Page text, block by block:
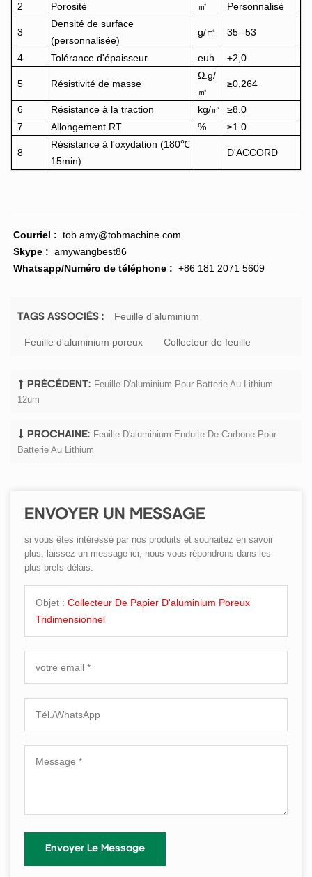
2 Porosité ㎡ Personnalisé
3
Densité de surface
(personnalisée)
g/㎡ 35--53
4 Tolérance d'épaisseur euh ±2,0
5 Résistivité de masse
Ω.g/
㎡
≥0,264
6 Résistance à la traction kg/㎡
≥8.0
7
Allongement RT % ≥1.0
8
Résistance à l'oxydation (180℃
15min)
D'ACCORD
Courriel : tob.amy@tobmachine.com
Skype : amywangbest86
Whatsapp/Numéro de téléphone : +86 181 2071 5609
TAGS ASSOCIÉS : Feuille d'aluminium
Feuille d'aluminium poreux Collecteur de feuille
PRÉCÉDENT: Feuille D'aluminium Pour Batterie Au Lithium
12um
PROCHAINE: Feuille D'aluminium Enduite De Carbone Pour
Batterie Au Lithium
ENVOYER UN MESSAGE
si vous êtes intéressé par nos produits et souhaitez en savoir
plus, laissez un message ici, nous vous répondrons dans les
plus brefs délais.
Objet : Collecteur De Papier D'aluminium Poreux
Tridimensionnel